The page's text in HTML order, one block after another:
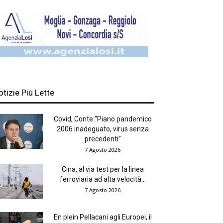
Più Lette
Covid, Conte “Piano pandemico
2006 inadeguato, virus senza
precedenti”
7 Agosto 2026
Cina, al via test per la linea
ferroviaria ad alta velocità...
7 Agosto 2026
En plein Pellacani agli Europei, il